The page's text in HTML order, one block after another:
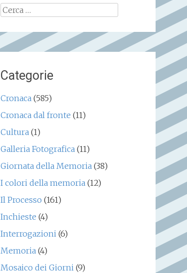
Ricerca
Categorie
Cronaca(585)
Cronaca dal fronte (11)
Cultura(1)
Galleria Fotografica(11)
Giornata della Memoria(38)
I colori della memoria(12)
Il Processo (161)
Inchieste (4)
Interrogazioni(6)
Memoria(4)
Mosaico dei Giorni(9)